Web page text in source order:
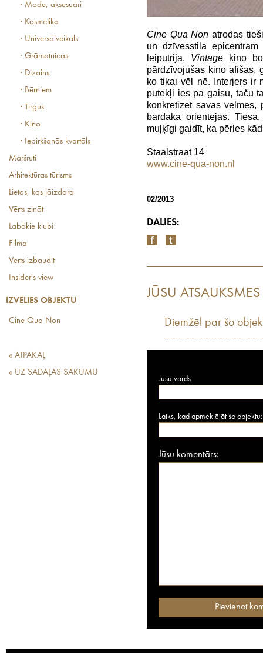
· Mode, aksesuāri
· Kosmētika
· Universālveikals
· Grāmatnīcas
· Dizains
· Bērniem
· Tirgus
· Kino
· Iepirkšanās kvartāls
Maršruti
Arhitektūras tūrisms
Lietas, kas jāizdara
Vērts zināt
Labākie klubi
Filma
Vērts izbaudīt
Insider's view
IZVĒLIES OBJEKTU
Cine Qua Non
« ATPAKAĻ
« UZ SADAĻAS SĀKUMU
Cine Qua Non atrodas
un dzīvesstila
leiputrija. Vintagekino
pārdzīvojušas kino afišas,
ko tikai vēl nē. Interjers ir
putekļi ies pa gaisu, taču
konkretizēt savas
bardakā orientējas.
muļķīgi gaidīt, ka pērles
Staalstraat 14
www.cine-qua-non.nl
02/2013
DALIES:
JŪSU ATSAUKSMES
Diemžēl par šo
Jūsu vārds:
Laiks, kad apmeklējāt šo objektu:
Jūsu komentārs: